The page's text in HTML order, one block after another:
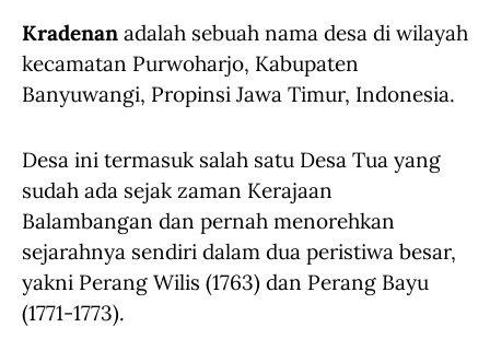
Kradenan adalah sebuah nama desa di wilayah
kecamatan Purwoharjo, Kabupaten
Banyuwangi, Propinsi Jawa Timur, Indonesia.
Desa ini termasuk salah satu Desa Tua yang
sudah ada sejak zaman Kerajaan
Balambangan dan pernah menorehkan
sejarahnya sendiri dalam dua peristiwa besar,
yakni Perang Wilis (1763) dan Perang Bayu
(1771-1773).